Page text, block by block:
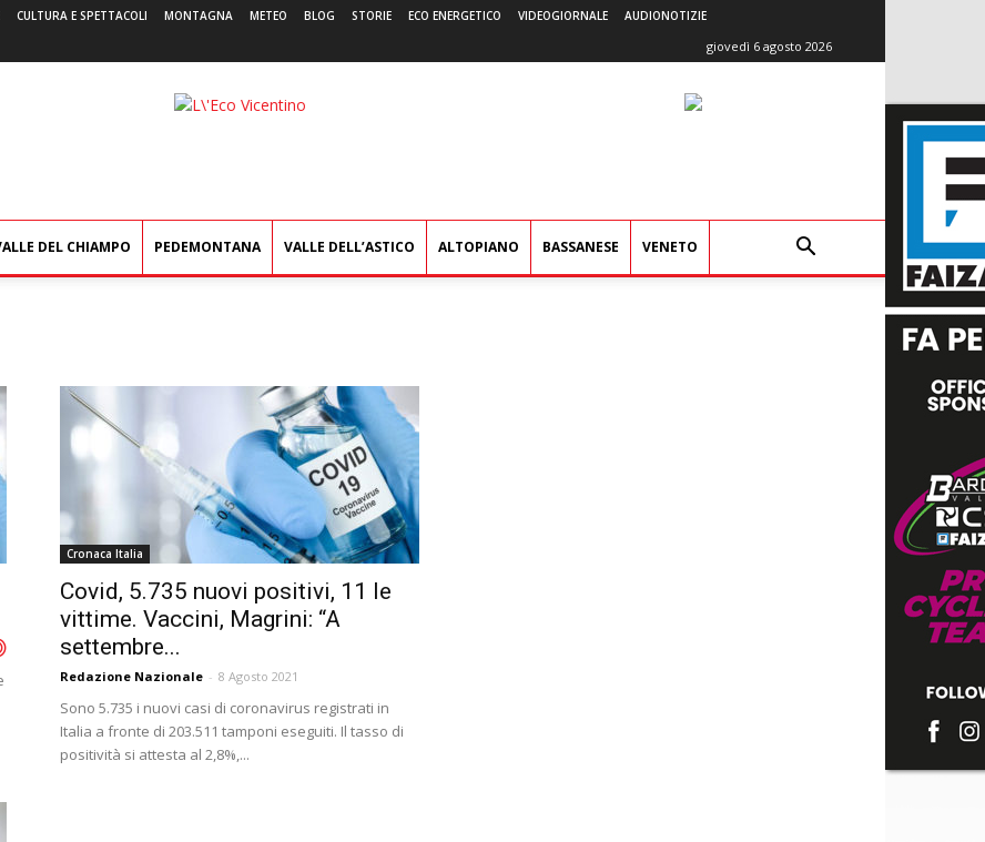
CULTURA E SPETTACOLI MONTAGNA METEO BLOG STORIE ECO ENERGETICO VIDEOGIORNALE AUDIONOTIZIE
giovedì 6 agosto 2026
L'Eco
DEL CHIAMPO PEDEMONTANA VALLE DELL’ASTICO ALTOPIANO BASSANESE VENETO
Cronaca Italia
Covid, 5.735 nuovi positivi, 11 le
vittime. Vaccini, Magrini: “A
settembre...
Redazione Nazionale - 8 Agosto 2021
Sono 5.735 i nuovi casi di coronavirus registrati in
Italia a fronte di 203.511 tamponi eseguiti. Il tasso di
positività si attesta al 2,8%,...